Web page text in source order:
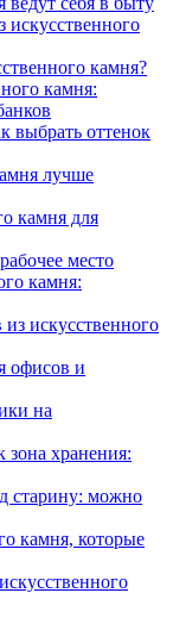
камня?
камня:
выбрать оттенок
лучше
камня для
место
камня:
искусственного
офисов и
на
зона хранения:
старину: можно
камня, которые